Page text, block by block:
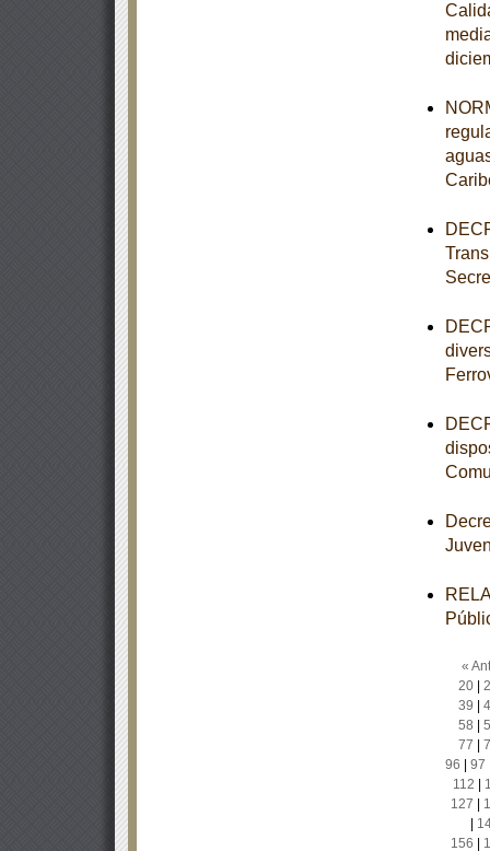
«
20|
39
58
77
96
97
112
127
156